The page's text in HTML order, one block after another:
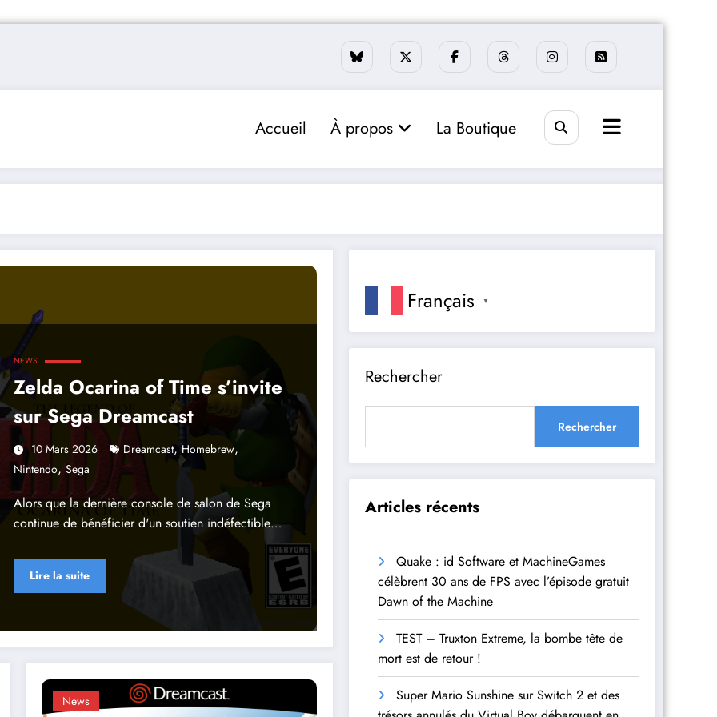
Accueil À propos La Boutique
NEWS
Zelda Ocarina of Time s’invite
sur Sega Dreamcast
10 Mars 2026 Dreamcast, Homebrew,
Nintendo, Sega
Alors que la dernière console de salon de Sega
continue de bénéficier d'un soutien indéfectible…
Lire la suite
News
Français ▼
Rechercher
Rechercher
Articles récents
Quake : id Software et MachineGames
célèbrent 30 ans de FPS avec l’épisode gratuit
Dawn of the Machine
TEST – Truxton Extreme, la bombe tête de
mort est de retour !
Super Mario Sunshine sur Switch 2 et des